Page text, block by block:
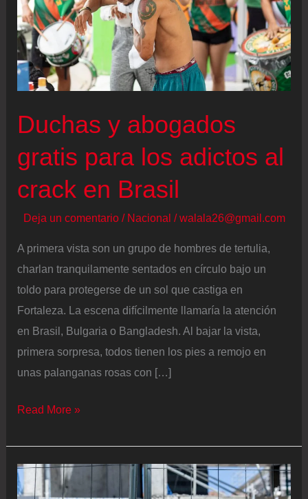
Duchas y abogados
gratis para los adictos al
crack en Brasil
Deja un comentario / Nacional /walala26@gmail.com
A primera vista son un grupo de hombres de tertulia,
charlan tranquilamente sentados en círculo bajo un
toldo para protegerse de un sol que castiga en
Fortaleza. La escena difícilmente llamaría la atención
en Brasil, Bulgaria o Bangladesh. Al bajar la vista,
primera sorpresa, todos tienen los pies a remojo en
unas palanganas rosas con […]
Duchas
abogados
gratis
para
Read More »